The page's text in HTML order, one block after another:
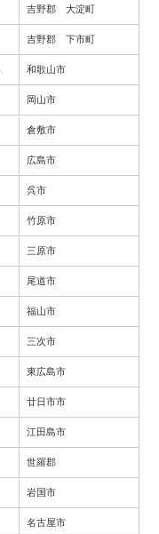
吉野郡 大淀町
吉野郡 下市町
和歌山市
岡山市
倉敷市
広島市
呉市
竹原市
三原市
尾道市
福山市
三次市
東広島市
廿日市市
江田島市
世羅郡
岩国市
名古屋市